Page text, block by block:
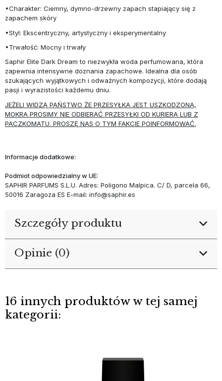
•Charakter: Ciemny, dymno-drzewny zapach stapiający się z
zapachem skóry
•Styl: Ekscentryczny, artystyczny i eksperymentalny
•Trwałość: Mocny i trwały
Saphir Elite Dark Dream to niezwykła woda perfumowana, która
zapewnia intensywne doznania zapachowe. Idealna dla osób
szukających wyjątkowych i odważnych kompozycji, które dodają
pasji i wyrazistości każdemu dniu.
JEŻELI WIDZĄ PAŃSTWO ŻE PRZESYŁKA JEST USZKODZONA,
MOKRA PROSIMY NIE ODBIERAĆ PRZESYŁKI OD KURIERA LUB Z
PACZKOMATU. PROSZĘ NAS O TYM FAKCIE POINFORMOWAĆ.
Informacje dodatkowe:
Podmiot odpowiedzialny w UE:
SAPHIR PARFUMS S.L.U. Adres: Poligono Malpica. C/ D, parcela 66,
50016 Zaragoza ES E-mail: info@saphir.es
Szczegóły produktu
Opinie (0)
16 innych produktów w tej samej
kategorii: